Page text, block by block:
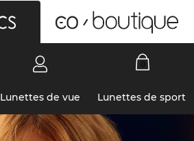
Lunettes de vue Lunettes de sport